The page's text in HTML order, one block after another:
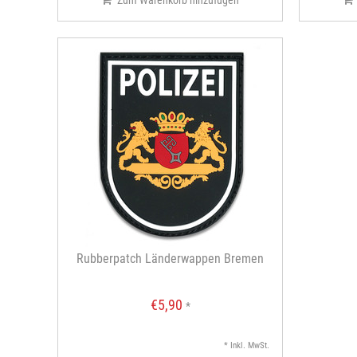
Rubberpatch Länderwappen Bremen
€5,90 *
* Inkl. MwSt.